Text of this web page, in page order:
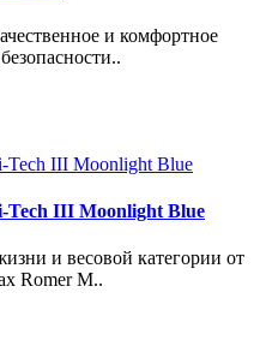
и комфортное
Tech III Moonlight Blue
и весовой категории от
Romer M..